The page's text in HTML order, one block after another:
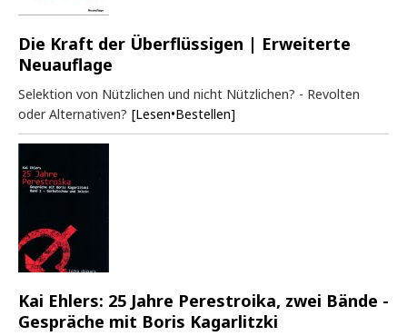
Die Kraft der Überflüssigen | Erweiterte
Neuauflage
Selektion von Nützlichen und nicht Nützlichen? - Revolten
oder Alternativen? [Lesen•Bestellen]
Kai Ehlers: 25 Jahre Perestroika, zwei Bände -
Gespräche mit Boris Kagarlitzki